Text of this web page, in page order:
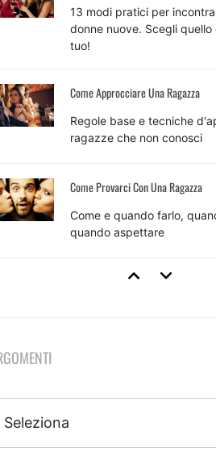
13 modi pratici per
donne nuove. Scegli quello
tuo!
Come Approcciare Una Ragazza
Regole base e tecniche
ragazze che non conosci
Come Provarci Con Una Ragazza
Come e quando farlo,
quando aspettare
Tecniche Di Seduzione
Seleziona